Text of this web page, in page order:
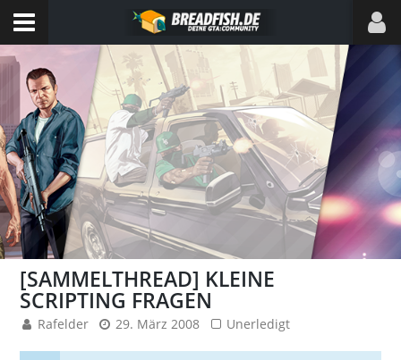
[SAMMELTHREAD] KLEINE
SCRIPTING FRAGEN
Rafelder 29. März 2008 Unerledigt